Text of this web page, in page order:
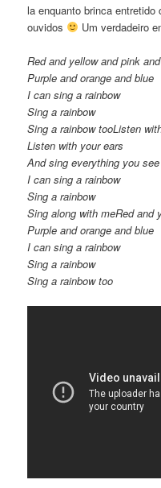
la enquanto brinca
ouvidos
Um verdadeiro
Red and yellow and pink
Purple and orange and blue
I can sing a rainbow
Sing a rainbow
Sing a rainbow tooListen
Listen with your ears
And sing everything you see
I can sing a rainbow
Sing a rainbow
Sing along with meRed and
Purple and orange and blue
I can sing a rainbow
Sing a rainbow
Sing a rainbow too